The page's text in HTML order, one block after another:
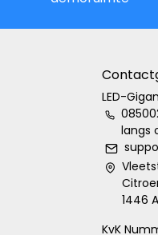
LED-
langs
1446
KvK